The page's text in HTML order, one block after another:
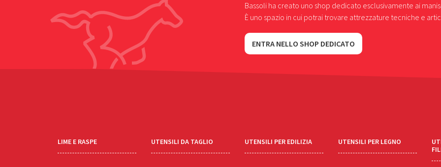
Bassoli ha creato uno shop dedicato esclusivamente ai
È uno spazio in cui potrai trovare attrezzature tecniche e
ENTRA NELLO SHOP DEDICATO
LIME E RASPE UTENSILI DA TAGLIO UTENSILI PER EDILIZIA UTENSILI PER LEGNO